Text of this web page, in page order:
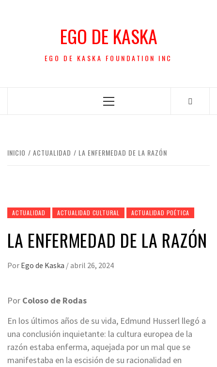
EGO DE KASKA
EGO DE KASKA FOUNDATION INC
Menú
INICIO ACTUALIDAD LA ENFERMEDAD DE LA RAZÓN
ACTUALIDAD ACTUALIDAD CULTURAL ACTUALIDAD POÉTICA
LA ENFERMEDAD DE LA RAZÓN
Por Ego de Kaska /abril 26, 2024
Por Coloso de Rodas
En los últimos años de su vida, Edmund Husserl llegó a
una conclusión inquietante: la cultura europea de la
razón estaba enferma, aquejada por un mal que se
manifestaba en la escisión de su racionalidad en